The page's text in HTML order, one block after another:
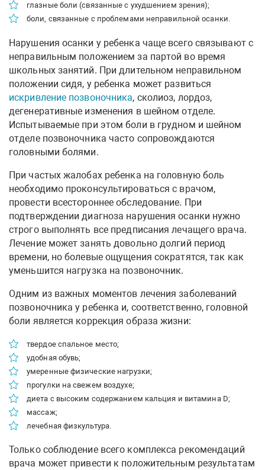
глазные боли (связанные с ухудшением зрения);
боли, связанные с проблемами неправильной осанки.
Нарушения осанки у ребенка чаще всего связывают с
неправильным положением за партой во время
школьных занятий. При длительном неправильном
положении сидя, у ребенка может развиться
искривление позвоночника, сколиоз, лордоз,
дегенеративные изменения в шейном отделе.
Испытываемые при этом боли в грудном и шейном
отделе позвоночника часто сопровождаются
головными болями.
При частых жалобах ребенка на головную боль
необходимо проконсультироваться с врачом,
провести всестороннее обследование. При
подтверждении диагноза нарушения осанки нужно
строго выполнять все предписания лечащего врача.
Лечение может занять довольно долгий период
времени, но болевые ощущения сократятся, так как
уменьшится нагрузка на позвоночник.
Одним из важных моментов лечения заболеваний
позвоночника у ребенка и, соответственно, головной
боли является коррекция образа жизни:
твердое спальное место;
удобная обувь;
умеренные физические нагрузки;
прогулки на свежем воздухе;
диета с высоким содержанием кальция и витамина D;
массаж;
лечебная физкультура.
Только соблюдение всего комплекса рекомендаций
врача может привести к положительным результатам